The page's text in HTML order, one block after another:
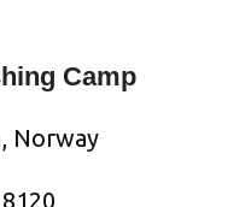
Camp
Norway